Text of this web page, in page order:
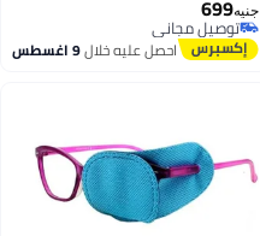
الشمسية والطبية
جنيه699
توصيل مجاني
توصيل مجانياحصل عليه خلال9 اغسطس